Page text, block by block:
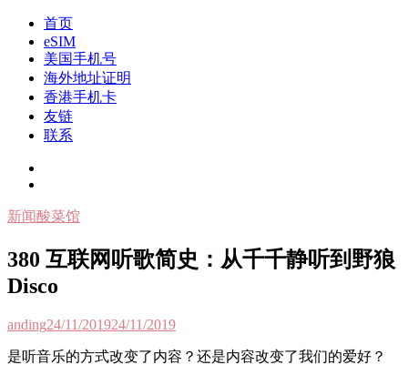
Skip
content
我是王掌柜
新闻酸菜馆|极客电台|自媒体联盟
首页
eSIM
美国手机号
海外地址证明
香港手机卡
友链
联系
新闻酸菜馆
380 互联网听歌简史：从千千静听到野狼
Disco
anding24/11/201924/11/2019
是听音乐的方式改变了内容？还是内容改变了我们的爱好？